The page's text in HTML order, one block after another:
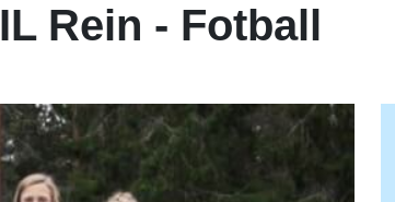
IL Rein - Fotball